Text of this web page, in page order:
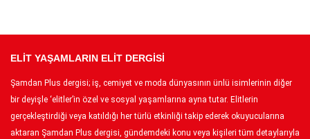
ELİT YAŞAMLARIN ELİT DERGİSİ
Şamdan Plus dergisi; iş, cemiyet ve moda dünyasının ünlü isimlerinin diğer
bir deyişle ‘elitler’in özel ve sosyal yaşamlarına ayna tutar. Elitlerin
gerçekleştirdiği veya katıldığı her türlü etkinliği takip ederek okuyucularına
aktaran Şamdan Plus dergisi, gündemdeki konu veya kişileri tüm detaylarıyla